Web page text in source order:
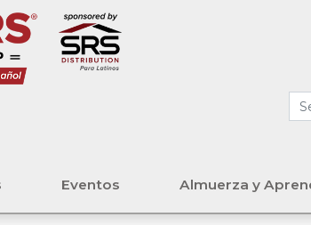
Eventos Almuerza y